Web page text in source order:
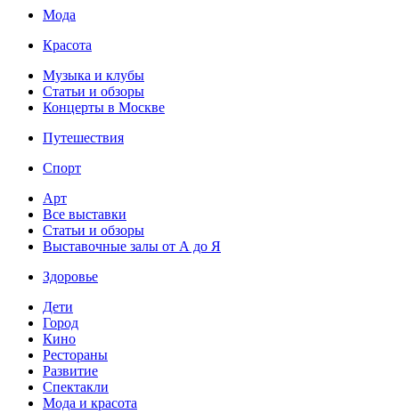
Мода
Красота
Музыка и клубы
Статьи и обзоры
Концерты в Москве
Путешествия
Спорт
Арт
Все выставки
Статьи и обзоры
Выставочные залы от А до Я
Здоровье
Дети
Город
Кино
Рестораны
Развитие
Спектакли
Мода и красота